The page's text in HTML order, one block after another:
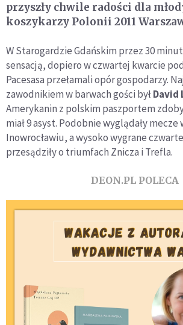
przyszły chwile radości dla
koszykarzy Polonii 2011
W Starogardzie Gdańskim przez 30
sensacją, dopiero w czwartej kwarcie
Pacesasa przełamali opór gospodarzy.
zawodnikiem w barwach gości byłDavid
Amerykanin z polskim paszportem
miał 9 asyst. Podobnie wyglądały mecze
Inowrocławiu, a wysoko wygrane
przesądziły o triumfach Znicza i Trefla.
DEON.PL POLECA